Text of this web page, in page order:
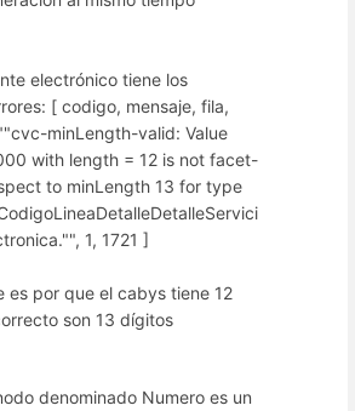
electrónico tiene los
[ codigo, mensaje, fila,
minLength-valid: Value
with length = 12 is not facet-
to minLength 13 for type
1, 1721 ]
es por que el cabys tiene 12
son 13 dígitos
denominado Numero es un